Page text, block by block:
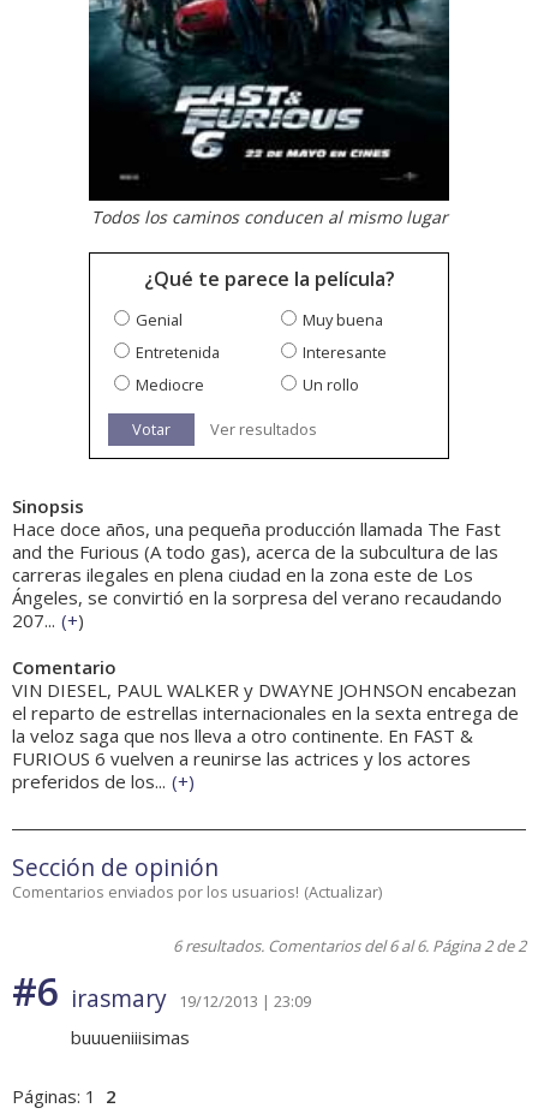
Todos los caminos conducen al mismo lugar
¿Qué te parece la película?
Genial
Muy buena
Entretenida
Interesante
Mediocre
Un rollo
Votar Ver resultados
Sinopsis
Hace doce años, una pequeña producción llamada The Fast
and the Furious (A todo gas), acerca de la subcultura de las
carreras ilegales en plena ciudad en la zona este de Los
Ángeles, se convirtió en la sorpresa del verano recaudando
207... (+)
Comentario
VIN DIESEL, PAUL WALKER y DWAYNE JOHNSON encabezan
el reparto de estrellas internacionales en la sexta entrega de
la veloz saga que nos lleva a otro continente. En FAST &
FURIOUS 6 vuelven a reunirse las actrices y los actores
preferidos de los... (+)
Sección de opinión
Comentarios enviados por los usuarios! (Actualizar)
6 resultados. Comentarios del 6 al 6. Página 2 de 2
#6 irasmary 19/12/2013 | 23:09
buuueniiisimas
Páginas: 1 2